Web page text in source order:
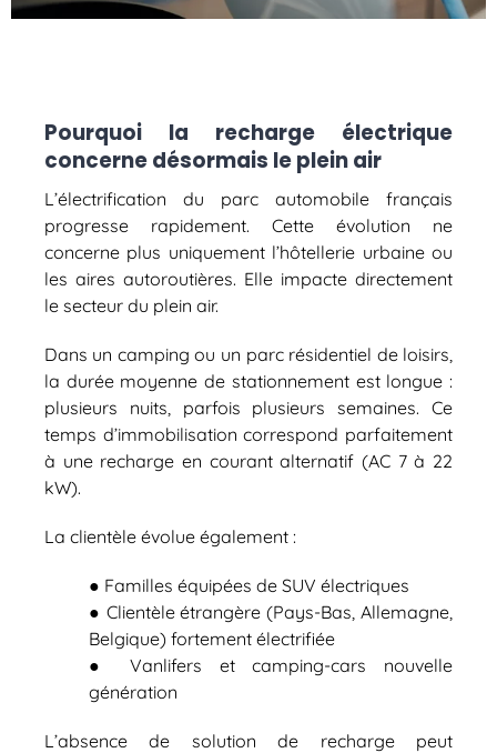
Pourquoi la recharge électrique
concerne désormais le plein air
L’électrification du parc automobile français
progresse rapidement. Cette évolution ne
concerne plus uniquement l’hôtellerie urbaine ou
les aires autoroutières. Elle impacte directement
le secteur du plein air.
Dans un camping ou un parc résidentiel de loisirs,
la durée moyenne de stationnement est longue :
plusieurs nuits, parfois plusieurs semaines. Ce
temps d’immobilisation correspond parfaitement
à une recharge en courant alternatif (AC 7 à 22
kW).
La clientèle évolue également :
● Familles équipées de SUV électriques
● Clientèle étrangère (Pays-Bas, Allemagne,
Belgique) fortement électrifiée
● Vanlifers et camping-cars nouvelle
génération
L’absence de solution de recharge peut